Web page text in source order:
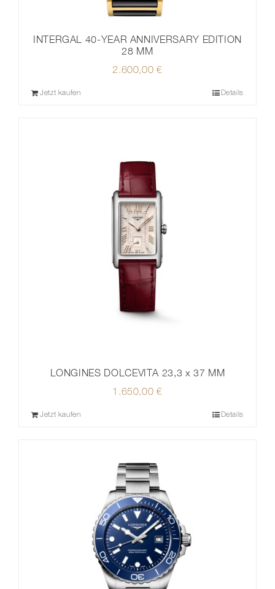
INTERGAL 40-YEAR ANNIVERSARY EDITION
28 MM
2.600,00€
Jetzt kaufen Details
LONGINES DOLCEVITA 23,3 x 37 MM
1.650,00€
Jetzt kaufen Details